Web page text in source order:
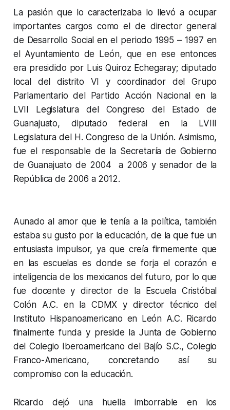
La pasión que lo caracterizaba lo llevó a ocupar
importantes cargos como el de director general
de Desarrollo Social en el periodo 1995 – 1997 en
el Ayuntamiento de León, que en ese entonces
era presidido por Luis Quiroz Echegaray; diputado
local del distrito VI y coordinador del Grupo
Parlamentario del Partido Acción Nacional en la
LVII Legislatura del Congreso del Estado de
Guanajuato, diputado federal en la LVIII
Legislatura del H. Congreso de la Unión. Asimismo,
fue el responsable de la Secretaría de Gobierno
de Guanajuato de 2004 a 2006 y senador de la
República de 2006 a 2012.
Aunado al amor que le tenía a la política, también
estaba su gusto por la educación, de la que fue un
entusiasta impulsor, ya que creía firmemente que
en las escuelas es donde se forja el corazón e
inteligencia de los mexicanos del futuro, por lo que
fue docente y director de la Escuela Cristóbal
Colón A.C. en la CDMX y director técnico del
Instituto Hispanoamericano en León A.C. Ricardo
finalmente funda y preside la Junta de Gobierno
del Colegio Iberoamericano del Bajío S.C., Colegio
Franco-Americano, concretando así su
compromiso con la educación.
Ricardo dejó una huella imborrable en los